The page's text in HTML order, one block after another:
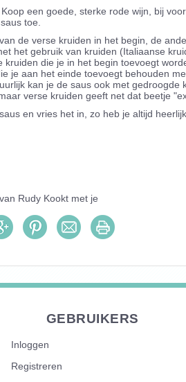
Koop een goede, sterke rode wijn, bij
toe.
de verse kruiden in het begin, de
het gebruik van kruiden (Italiaanse
die je in het begin toevoegt
je aan het einde toevoegt behouden
kan je de saus ook met gedroogde
verse kruiden geeft net dat beetje
en vries het in, zo heb je altijd
Rudy Kooktmet je
GEBRUIKERS
Inloggen
Registreren